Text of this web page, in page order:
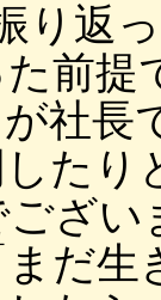
り返
前提
社長
た
ざい
だ